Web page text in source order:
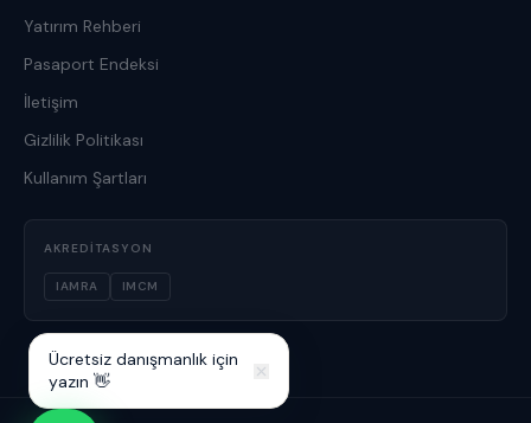
Yatırım Rehberi
Pasaport Endeksi
İletişim
Gizlilik Politikası
Kullanım Şartları
AKREDITASYON
IAMRA IMCM
Ücretsiz danışmanlık için
yazın 👋